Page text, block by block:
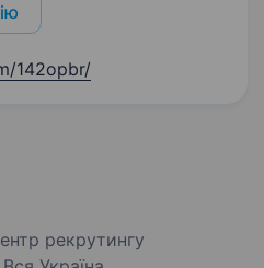
142opbr/
рекрутингу